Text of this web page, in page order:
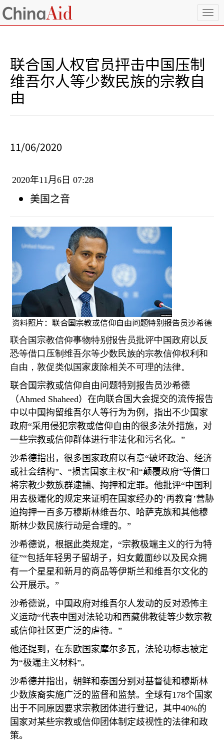
T
o
联合国人权官员抨击中国压制
维吾尔人等少数民族的宗教自
由
11/06/2020
2020年11月 6 日 07:28
美国之音
资料照片：联合国宗教或信仰自由问题特别报告员沙希德
联合国宗教信仰事物特别报告员批评中国政府以反
恐等借口压制维吾尔等少数民族的宗教信仰权利和
自由，敦促类似国家废除相关不可理的法律。
联合国宗教或信仰自由问题特别报告员沙希德
（Ahmed Shaheed）在向联合国大会提交的流传报告
中以中国拘留维吾尔人等行为为例，指出不少国家
政府“采用侵犯宗教或信仰自由的很多法外措施，对
一些宗教或信仰群体进行非法化和污名化。”
沙希德指出，很多国家政府以有意“破坏政治、经济
或社会结构”、“损害国家主权”和“颠覆政府”等借口
将宗教少数族群逮捕、拘押和定罪。他批评“中国利
用去极端化的规定来证明在国家经办的‘再教育’营胁
迫拘押一百多万穆斯林维吾尔、哈萨克族和其他穆
斯林少数民族行动是合理的。”
沙希德说，根据此类规定，“宗教极端主义的行为特
征”“包括年轻男子留胡子，妇女戴面纱以及民众拥
有一个星星和新月的商品等伊斯兰和维吾尔文化的
公开展示。”
沙希德说，中国政府对维吾尔人发动的反对恐怖主
义运动“代表中国对法轮功和西藏佛教徒等少数宗教
或信仰社区更广泛的虐待。”
他还提到，在东欧国家摩尔多瓦，法轮功标志被定
为“极端主义材料”。
沙希德并指出，朝鲜和泰国分别对基督徒和穆斯林
少数族裔实施广泛的监督和监禁。全球有178个国家
出于不同原因要求宗教团体进行登记，其中40%的
国家对某些宗教或信仰团体制定歧视性的法律和政
策。